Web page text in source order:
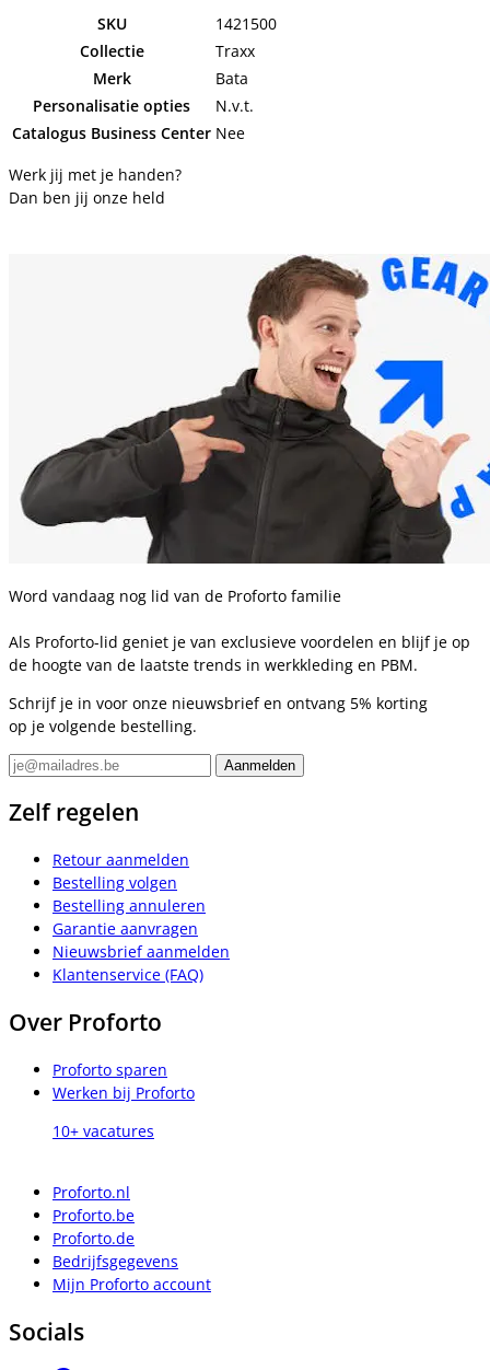
SKU
1421500
Collectie
Traxx
Merk
Bata
Personalisatie opties
N.v.t.
Catalogus Business Center Nee
Werk jij met je handen?
Dan ben jij onze held
Word vandaag nog lid van de Proforto familie
Als Proforto-lid geniet je van exclusieve voordelen en blijf je op
de hoogte van de laatste trends in werkkleding en PBM.
Schrijf je in voor onze nieuwsbrief en ontvang 5% korting
op je volgende bestelling.
Zelf regelen
Retour aanmelden
Bestelling volgen
Bestelling annuleren
Garantie aanvragen
Nieuwsbrief aanmelden
Klantenservice (FAQ)
Over Proforto
Proforto sparen
Werken bij Proforto
10+ vacatures
Proforto.nl
Proforto.be
Proforto.de
Bedrijfsgegevens
Mijn Proforto account
Socials